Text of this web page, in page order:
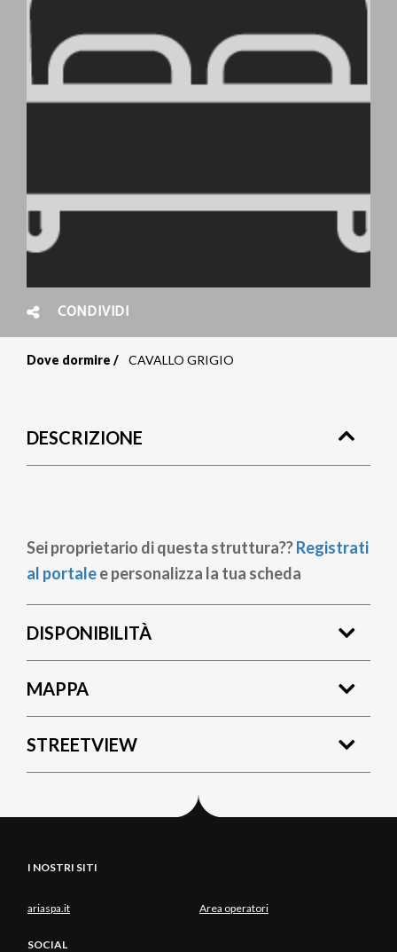
CONDIVIDI
pane
Dove dormire CAVALLO GRIGIO
DESCRIZIONE
Sei proprietario di questa struttura??Registrati
al portalee personalizza la tua scheda
DISPONIBILITÀ
MAPPA
STREETVIEW
I NOSTRI SITI
ariaspa.it Area operatori
SOCIAL